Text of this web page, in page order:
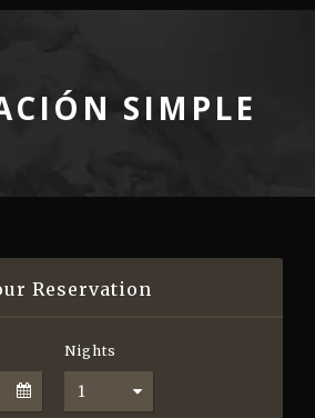
SIMPLE
Reservation
Nights